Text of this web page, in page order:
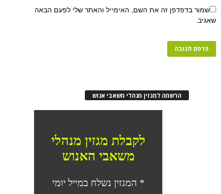
שמור בדפדפן זה את השם, האימייל והאתר שלי לפעם הבאה
שאגיב.
הרשמה למגזין מנהלי משאבי אנוש